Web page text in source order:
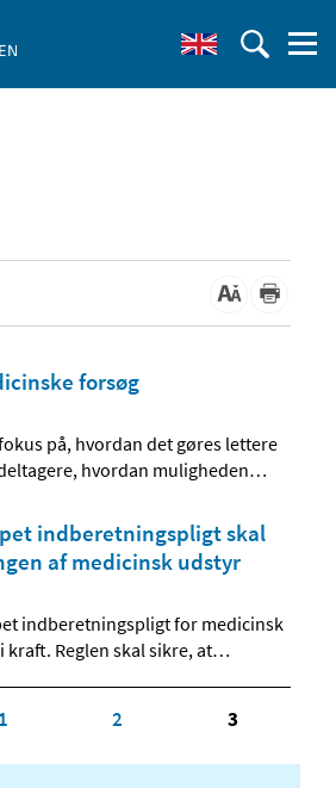
forsøg
på, hvordan det gøres lettere
hvordan muligheden…
indberetningspligt skal
af medicinsk udstyr
indberetningspligt for medicinsk
Reglen skal sikre, at…
1 2 3